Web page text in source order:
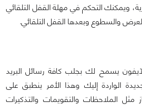
ويمكنك التحكم في مهلة القفل التلقائي
والسطوع وبعدها القفل التلقائي.
يسمح لك بجلب كافة رسائل البريد
الواردة إليك وهذا الأمر ينطبق على
الملاحظات والتقويمات والتذكيرات